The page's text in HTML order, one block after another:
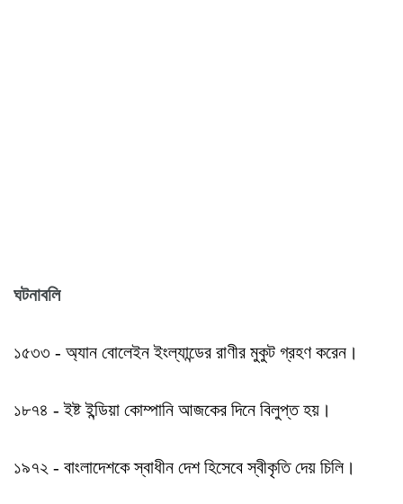
ঘটনাবলি
১৫৩৩ - অ্যান বোলেইন ইংল্যান্ডের রাণীর মুকুট গ্রহণ করেন।
১৮৭৪ - ইষ্ট ইন্ডিয়া কোম্পানি আজকের দিনে বিলুপ্ত হয়।
১৯৭২ - বাংলাদেশকে স্বাধীন দেশ হিসেবে স্বীকৃতি দেয় চিলি।